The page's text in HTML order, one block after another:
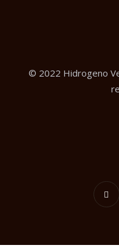
© 2022 Hidrogeno